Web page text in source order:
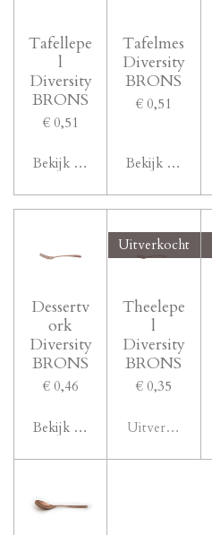
Tafellepe
l
Diversity
BRONS
€ 0,51
Bekijk details
Tafelmes
Diversity
BRONS
€ 0,51
Bekijk details
Dessertv
ork
Diversity
BRONS
€ 0,46
Bekijk details
Uitverkocht
Theelepe
l
Diversity
BRONS
€ 0,35
Uitverkocht